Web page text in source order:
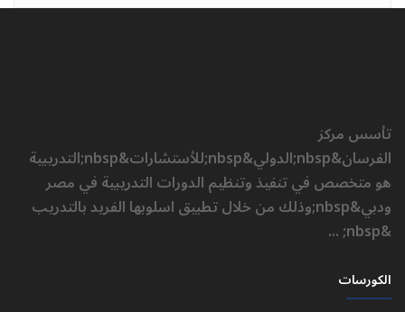
تأسس مركز
الفرسان&nbsp;الدولي&nbsp;للأستشارات&nbsp;التدريبية
هو متخصص في تنفيذ وتنظيم الدورات التدريبية في مصر
ودبي&nbsp;وذلك من خلال تطبيق اسلوبها الفريد بالتدريب
&nbsp; ...
الكورسات